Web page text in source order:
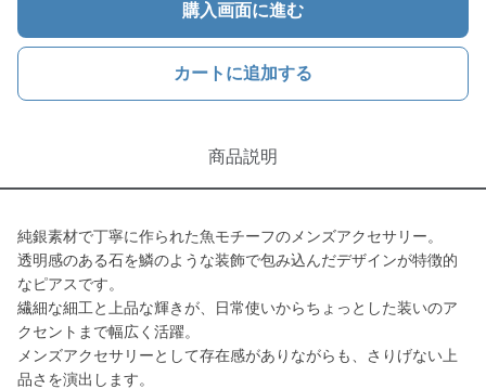
購入画面に進む
カートに追加する
商品説明
純銀素材で丁寧に作られた魚モチーフのメンズアクセサリー。
透明感のある石を鱗のような装飾で包み込んだデザインが特徴的
なピアスです。
繊細な細工と上品な輝きが、日常使いからちょっとした装いのア
クセントまで幅広く活躍。
メンズアクセサリーとして存在感がありながらも、さりげない上
品さを演出します。